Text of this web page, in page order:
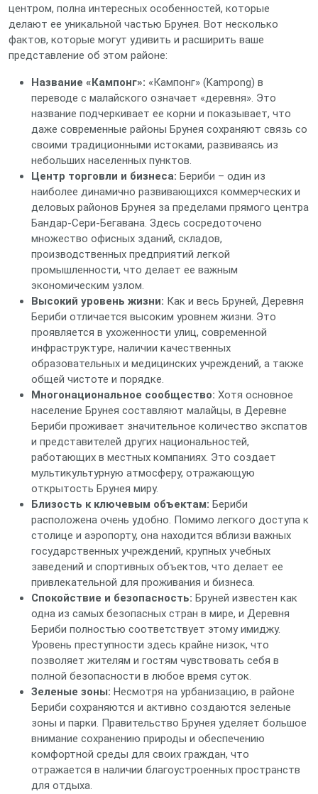
центром, полна интересных особенностей, которые
делают ее уникальной частью Брунея. Вот несколько
фактов, которые могут удивить и расширить ваше
представление об этом районе:
Название «Кампонг»: «Кампонг» (Kampong) в
переводе с малайского означает «деревня». Это
название подчеркивает ее корни и показывает, что
даже современные районы Брунея сохраняют связь со
своими традиционными истоками, развиваясь из
небольших населенных пунктов.
Центр торговли и бизнеса: Бериби – один из
наиболее динамично развивающихся коммерческих и
деловых районов Брунея за пределами прямого центра
Бандар-Сери-Бегавана. Здесь сосредоточено
множество офисных зданий, складов,
производственных предприятий легкой
промышленности, что делает ее важным
экономическим узлом.
Высокий уровень жизни: Как и весь Бруней, Деревня
Бериби отличается высоким уровнем жизни. Это
проявляется в ухоженности улиц, современной
инфраструктуре, наличии качественных
образовательных и медицинских учреждений, а также
общей чистоте и порядке.
Многонациональное сообщество: Хотя основное
население Брунея составляют малайцы, в Деревне
Бериби проживает значительное количество экспатов
и представителей других национальностей,
работающих в местных компаниях. Это создает
мультикультурную атмосферу, отражающую
открытость Брунея миру.
Близость к ключевым объектам: Бериби
расположена очень удобно. Помимо легкого доступа к
столице и аэропорту, она находится вблизи важных
государственных учреждений, крупных учебных
заведений и спортивных объектов, что делает ее
привлекательной для проживания и бизнеса.
Спокойствие и безопасность: Бруней известен как
одна из самых безопасных стран в мире, и Деревня
Бериби полностью соответствует этому имиджу.
Уровень преступности здесь крайне низок, что
позволяет жителям и гостям чувствовать себя в
полной безопасности в любое время суток.
Зеленые зоны: Несмотря на урбанизацию, в районе
Бериби сохраняются и активно создаются зеленые
зоны и парки. Правительство Брунея уделяет большое
внимание сохранению природы и обеспечению
комфортной среды для своих граждан, что
отражается в наличии благоустроенных пространств
для отдыха.